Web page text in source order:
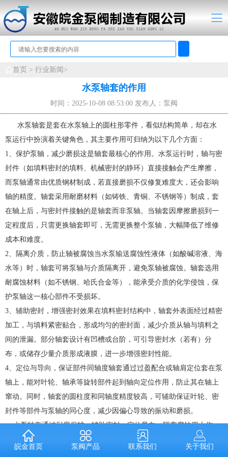
皖金首页 泵阀产品 联系我们 关于我们
首页 > 行业新闻>
水泵轴套的作用
时间：2025-10-08 08:53:00 发布人：泵阀
水泵轴套是套在水泵轴上的圆柱形零件，看似结构简单，却在水
泵运行中扮演着关键角色，其主要作用可归纳为以下几个方面：
1、保护泵轴，减少磨损这是轴套最核心的作用。水泵运行时，轴与密
封件（如填料密封的填料、机械密封的静环）直接接触会产生摩擦，
而泵轴通常由优质钢材制成，若直接磨损不仅修复难度大，还会影响
轴的精度。轴套采用耐磨材料（如铸铁、青铜、不锈钢等）制成，套
在轴上后，与密封件接触的是轴套而非泵轴。当轴套因摩擦磨损到一
定程度后，只需更换轴套即可，无需更换整个泵轴，大幅降低了维修
成本和难度。
2、隔离介质，防止轴被腐蚀当水泵输送腐蚀性液体（如酸碱溶液、海
水等）时，轴套可将泵轴与介质隔离开，避免泵轴被腐蚀。轴套选用
耐腐蚀材料（如不锈钢、哈氏合金等），能承受介质的化学侵蚀，保
护泵轴这一核心部件不受损坏。
3、辅助密封，增强密封效果在填料密封结构中，轴套外表面经过精密
加工，与填料紧密贴合，形成均匀的密封面，减少介质从轴与填料之
间的泄漏。部分轴套设计有凹槽或台阶，可引导密封水（若有）分
布，或储存少量介质形成液膜，进一步增强密封性能。
4、定位与导向，保证部件同轴度轴套通过过盈配合或轴肩定位套在泵
轴上，能对叶轮、轴承等旋转部件起到轴向定位作用，防止其在轴上
窜动。同时，轴套的圆柱度和同轴度精度较高，可辅助保证叶轮、密
封件等部件与泵轴的同心度，减少因偏心导致的振动和磨损。
水泵轴套通过耐磨保护、辅助密封、定位导向、隔离腐蚀四大作
用，间接保障了水泵的稳定运行，延长了泵轴和密封系统的使用寿